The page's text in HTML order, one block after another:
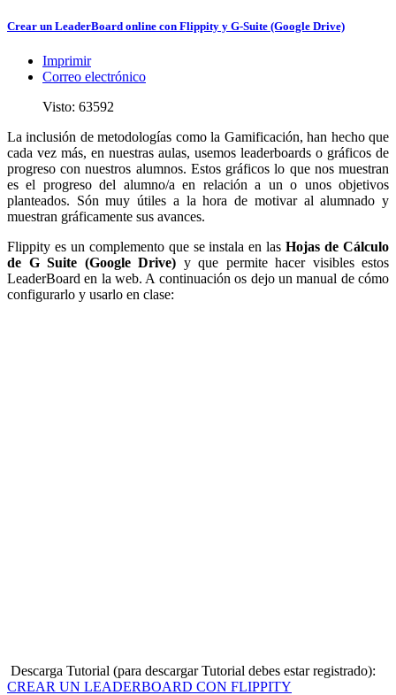
Crear un LeaderBoard online con Flippity y G-Suite (Google Drive)
Imprimir
Correo electrónico
Visto: 63592
La inclusión de metodologías como la Gamificación, han hecho que
cada vez más, en nuestras aulas, usemos leaderboards o gráficos de
progreso con nuestros alumnos. Estos gráficos lo que nos muestran
es el progreso del alumno/a en relación a un o unos objetivos
planteados. Són muy útiles a la hora de motivar al alumnado y
muestran gráficamente sus avances.
Flippity es un complemento que se instala en lasHojas de Cálculo
de G Suite (Google Drive) y que permite hacer visibles estos
LeaderBoard en la web. A continuación os dejo un manual de cómo
configurarlo y usarlo en clase:
Descarga Tutorial (para descargar Tutorial debes estar registrado):
CREAR UN LEADERBOARD CON FLIPPITY